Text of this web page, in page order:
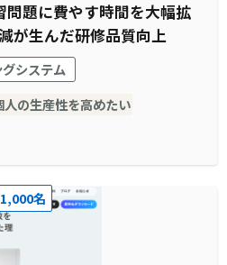
題に費やす時間を大幅拡
が生んだ研修品質向上
システム
人の生産性を高めたい
名